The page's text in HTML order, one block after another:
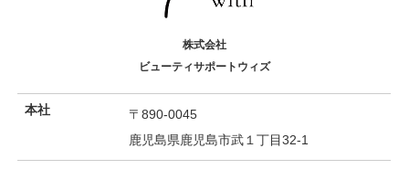
株式会社
ビューティサポートウィズ
本社
〒890-0045
鹿児島県鹿児島市武１丁目32-1